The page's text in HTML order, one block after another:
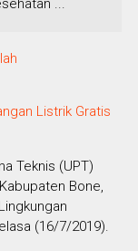
...
Listrik Gratis
Teknis (UPT)
Bone,
(16/7/2019).